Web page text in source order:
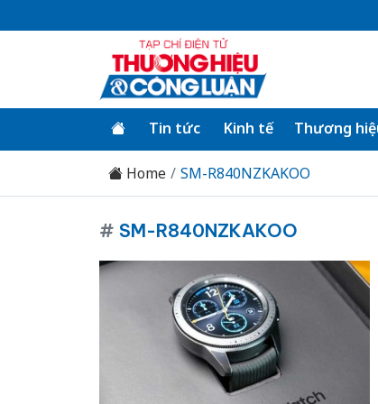
Tin tức Kinh tế Thương
Home SM-R840NZKAKOO
# SM-R840NZKAKOO